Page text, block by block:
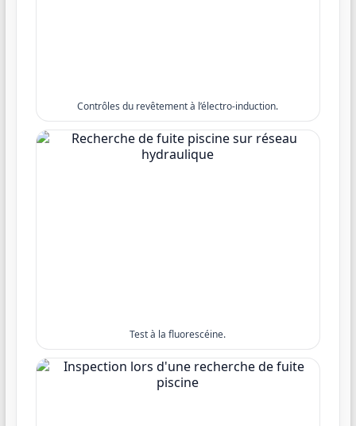
Contrôles du revêtement à l’électro-induction.
Test à la fluorescéine.